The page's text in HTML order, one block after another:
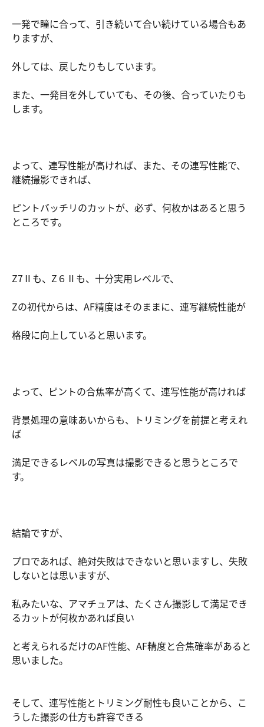
一発で瞳に合って、引き続いて合い続けている場合もあ
りますが、
外しては、戻したりもしています。
また、一発目を外していても、その後、合っていたりも
します。
よって、連写性能が高ければ、また、その連写性能で、
継続撮影できれば、
ピントバッチリのカットが、必ず、何枚かはあると思う
ところです。
Z7Ⅱも、Z６Ⅱも、十分実用レベルで、
Zの初代からは、AF精度はそのままに、連写継続性能が
格段に向上していると思います。
よって、ピントの合焦率が高くて、連写性能が高ければ
背景処理の意味あいからも、トリミングを前提と考えれ
ば
満足できるレベルの写真は撮影できると思うところで
す。
結論ですが、
プロであれば、絶対失敗はできないと思いますし、失敗
しないとは思いますが、
私みたいな、アマチュアは、たくさん撮影して満足でき
るカットが何枚かあれば良い
と考えられるだけのAF性能、AF精度と合焦確率があると
思いました。
そして、連写性能とトリミング耐性も良いことから、こ
うした撮影の仕方も許容できる